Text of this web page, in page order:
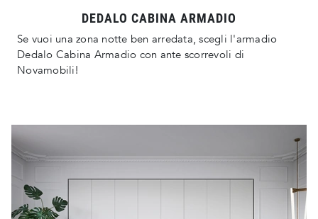
DEDALO CABINA ARMADIO
Se vuoi una zona notte ben arredata, scegli l'armadio
Dedalo Cabina Armadio con ante scorrevoli di
Novamobili!